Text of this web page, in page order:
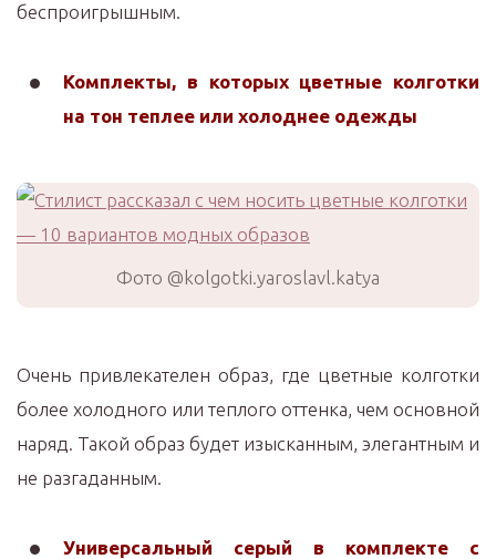
беспроигрышным.
Комплекты, в которых цветные колготки
на тон теплее или холоднее одежды
Фото @kolgotki.yaroslavl.katya
Очень привлекателен образ, где цветные колготки
более холодного или теплого оттенка, чем основной
наряд. Такой образ будет изысканным, элегантным и
не разгаданным.
Универсальный серый в комплекте с